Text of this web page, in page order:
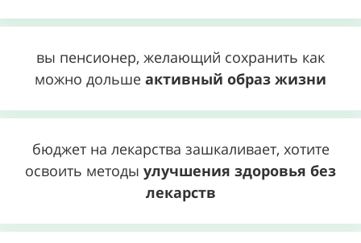
вы пенсионер, желающий сохранить как
можно дольше активный образ жизни
бюджет на лекарства зашкаливает, хотите
освоить методы улучшения здоровья без
лекарств